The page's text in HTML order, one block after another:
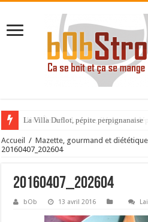
La Villa Duflot, pépite perpignanaise
Accueil / Mazette, gourmand et
20160407_202604
20160407_202604
bOb 13 avril 2016